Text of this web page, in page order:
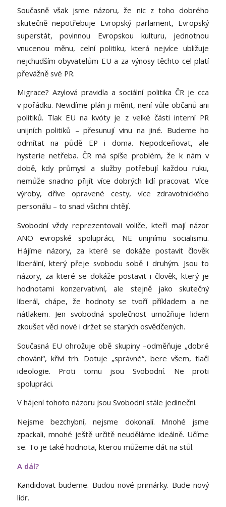
Současně však jsme názoru, že nic z toho dobrého
skutečně nepotřebuje Evropský parlament, Evropský
superstát, povinnou Evropskou kulturu, jednotnou
vnucenou měnu, celní politiku, která nejvíce ubližuje
nejchudším obyvatelům EU a za výnosy těchto cel platí
převážně své PR.
Migrace? Azylová pravidla a sociální politika ČR je cca
v pořádku. Nevidíme plán ji měnit, není vůle občanů ani
politiků. Tlak EU na kvóty je z velké části interní PR
unijních politiků – přesunují vinu na jiné. Budeme ho
odmítat na půdě EP i doma. Nepodceňovat, ale
hysterie netřeba. ČR má spíše problém, že k nám v
době, kdy průmysl a služby potřebují každou ruku,
nemůže snadno přijít více dobrých lidí pracovat. Více
výroby, dříve opravené cesty, více zdravotnického
personálu – to snad všichni chtějí.
Svobodní vždy reprezentovali voliče, kteří mají názor
ANO evropské spolupráci, NE unijnímu socialismu.
Hájíme názory, za které se dokáže postavit člověk
liberální, který přeje svobodu sobě i druhým. Jsou to
názory, za které se dokáže postavit i člověk, který je
hodnotami konzervativní, ale stejně jako skutečný
liberál, chápe, že hodnoty se tvoří příkladem a ne
nátlakem. Jen svobodná společnost umožňuje lidem
zkoušet věci nové i držet se starých osvědčených.
Současná EU ohrožuje obě skupiny –odměňuje „dobré
chování“, křiví trh. Dotuje „správné“, bere všem, tlačí
ideologie. Proti tomu jsou Svobodní. Ne proti
spolupráci.
V hájení tohoto názoru jsou Svobodní stále jedineční.
Nejsme bezchybní, nejsme dokonalí. Mnohé jsme
zpackali, mnohé ještě určitě neuděláme ideálně. Učíme
se. To je také hodnota, kterou můžeme dát na stůl.
A dál?
Kandidovat budeme. Budou nové primárky. Bude nový
lídr.